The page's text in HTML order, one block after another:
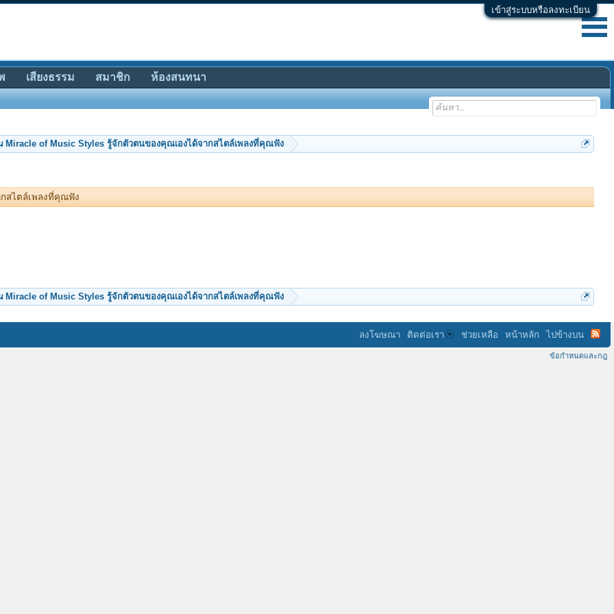
เข้าสู่ระบบหรือลงทะเบียน
Miracle of Music Styles รู้จักตัวตนของคุณเองได้จากสไตล์เพลงที่คุณฟัง
กสไตล์เพลงที่คุณฟัง
Miracle of Music Styles รู้จักตัวตนของคุณเองได้จากสไตล์เพลงที่คุณฟัง
เสียงธรรม สมาชิก ห้องสนทนา
ลงโฆษณา ติดต่อเรา ช่วยเหลือ หน้าหลัก ไปข้างบน
ข้อกำหนดและกฎ